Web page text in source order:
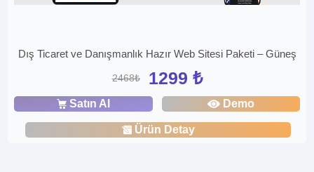
Dış Ticaret ve Danışmanlık Hazır Web Sitesi Paketi – Güneş
2468₺ 1299 ₺
Satın Al Demo
Ürün Detay